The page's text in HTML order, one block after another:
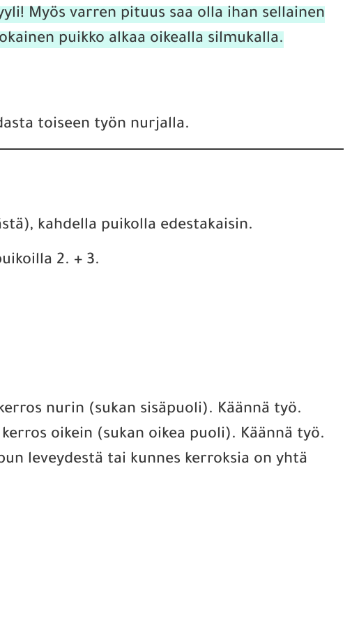
Myös varren pituus saa olla ihan sellainen
puikko alkaa oikealla silmukalla.
toiseen työn nurjalla.
kahdella puikolla edestakaisin.
2. + 3.
nurin (sukan sisäpuoli). Käännä työ.
oikein (sukan oikea puoli). Käännä työ.
leveydestä tai kunnes kerroksia on yhtä